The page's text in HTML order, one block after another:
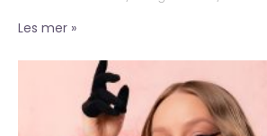
Les mer »